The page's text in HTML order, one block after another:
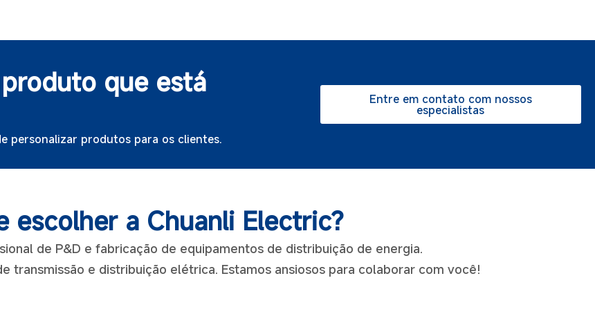
que está
personalizar produtos para os clientes.
Entre em contato com nossos
especialistas
escolher a Chuanli Electric?
de P&D e fabricação de equipamentos de distribuição de energia.
transmissão e distribuição elétrica. Estamos ansiosos para colaborar com você!